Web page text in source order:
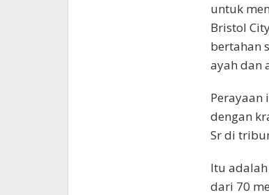
untuk
Bristol
bertahan
ayah dan
Perayaan
dengan
Sr di
Itu
dari 70